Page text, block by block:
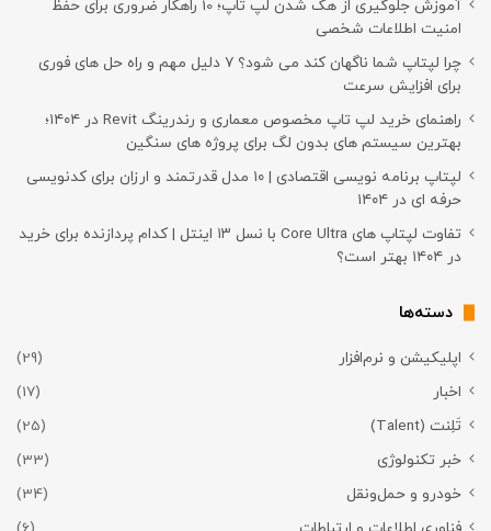
آموزش جلوگیری از هک شدن لپ تاپ؛ 10 راهکار ضروری برای حفظ
امنیت اطلاعات شخصی
چرا لپتاپ شما ناگهان کند می شود؟ ۷ دلیل مهم و راه حل های فوری
برای افزایش سرعت
راهنمای خرید لپ تاپ مخصوص معماری و رندرینگ Revit در ۱۴۰۴؛
بهترین سیستم های بدون لگ برای پروژه های سنگین
لپتاپ برنامه نویسی اقتصادی | ۱۰ مدل قدرتمند و ارزان برای کدنویسی
حرفه ای در ۱۴۰۴
تفاوت لپتاپ های Core Ultra با نسل ۱۳ اینتل | کدام پردازنده برای خرید
در ۱۴۰۴ بهتر است؟
دسته‌ها
اپلیکیشن و نرم‌افزار
(29)
اخبار
(17)
تَلِنت (Talent)
(25)
خبر تکنولوژی
(33)
خودرو و حمل‌و‌نقل
(34)